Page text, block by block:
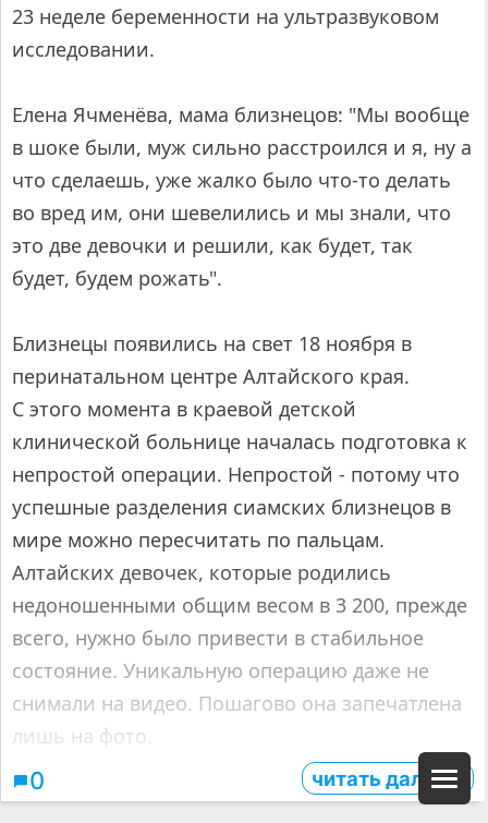
23 неделе беременности на ультразвуковом
исследовании.
Елена Ячменёва, мама близнецов: "Мы вообще
в шоке были, муж сильно расстроился и я, ну а
что сделаешь, уже жалко было что-то делать
во вред им, они шевелились и мы знали, что
это две девочки и решили, как будет, так
будет, будем рожать".
Близнецы появились на свет 18 ноября в
перинатальном центре Алтайского края.
С этого момента в краевой детской
клинической больнице началась подготовка к
непростой операции. Непростой - потому что
успешные разделения сиамских близнецов в
мире можно пересчитать по пальцам.
Алтайских девочек, которые родились
недоношенными общим весом в 3 200, прежде
всего, нужно было привести в стабильное
состояние. Уникальную операцию даже не
снимали на видео. Пошагово она запечатлена
лишь на фото.
0 читать дальше